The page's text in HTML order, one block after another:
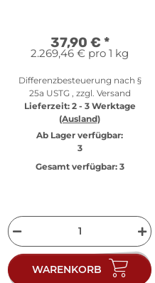
37,90 € *
2.269,46 € pro 1 kg
Differenzbesteuerung nach §
25a USTG , zzgl. Versand
Lieferzeit: 2 - 3 Werktage
(Ausland)
Ab Lager verfügbar:
3
Gesamt verfügbar:3
WARENKORB